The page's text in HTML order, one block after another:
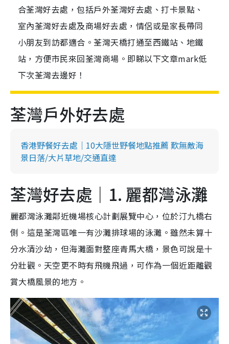
合荃灣好去處，包括戶外荃灣好去處、打卡景點、
室內荃灣好去處及商場好去處，情侶或是家長帶同
小朋友到訪都適合。荃灣天橋打通至西鐵站、地鐵
站，方便市民來回荃灣商場。即睇以下文章mark低
下次荃灣去邊好！
荃灣戶外好去處
香港野餐好去處｜10大隱世野餐地點推薦 歎無敵海
景日落/大片草地/交通直達
荃灣好去處｜1. 麗都灣泳灘
麗都灣泳灘鄰近機場核心計劃展覽中心，位於汀九橋右
側。這是荃灣區唯一有沙灘排球場的泳灘。雖然未算十
分水清沙幼，但海灘面對整座青馬大橋，景色可說是十
分壯觀。天空更不時有飛機飛過，可作為一個近距離觀
賞大橋風景的地方。